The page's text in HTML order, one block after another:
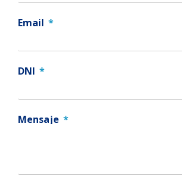
Email
DNI
Mensaje